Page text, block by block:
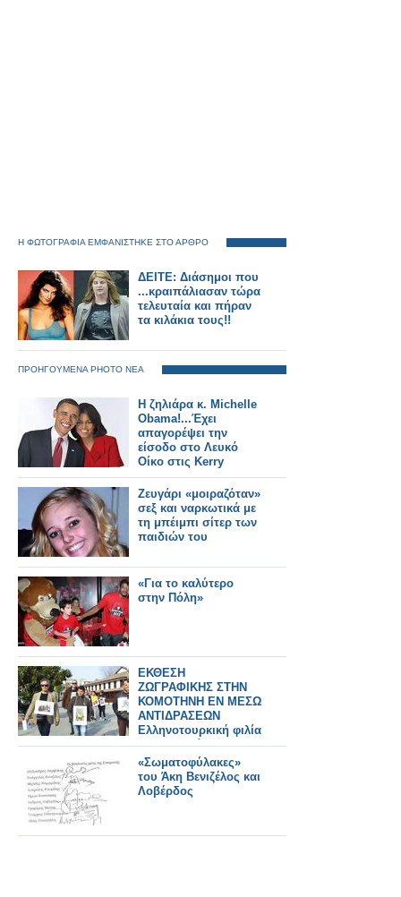
Η ΦΩΤΟΓΡΑΦΙΑ ΕΜΦΑΝΙΣΤΗΚΕ ΣΤΟ ΑΡΘΡΟ
ΔΕΙΤΕ: Διάσημοι που
...κραιπάλιασαν τώρα
τελευταία και πήραν
τα κιλάκια τους!!
ΠΡΟΗΓΟΥΜΕΝΑ PHOTO ΝΕΑ
Η ζηλιάρα κ. Michelle
Obama!...Έχει
απαγορέψει την
είσοδο στο Λευκό
Οίκο στις Kerry
Washington και
Scarlett Johansson
Ζευγάρι «μοιραζόταν»
σεξ και ναρκωτικά με
τη μπέιμπι σίτερ των
παιδιών του
«Για το καλύτερο
στην Πόλη»
ΕΚΘΕΣΗ
ΖΩΓΡΑΦΙΚΗΣ ΣΤΗΝ
ΚΟΜΟΤΗΝΗ ΕΝ ΜΕΣΩ
ΑΝΤΙΔΡΑΣΕΩΝ
Ελληνοτουρκική φιλία
και αντιδράσεις για το
«τουρκοελληνικό
σουργελιστάν»
«Σωματοφύλακες»
του Άκη Βενιζέλος και
Λοβέρδος